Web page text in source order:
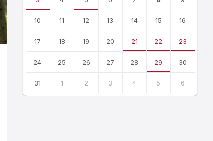
10 11 12 13 14 15 16
17 18 19 20 21 22 23
24 25 26 27 28 29 30
31 1 2 3 4 5 6